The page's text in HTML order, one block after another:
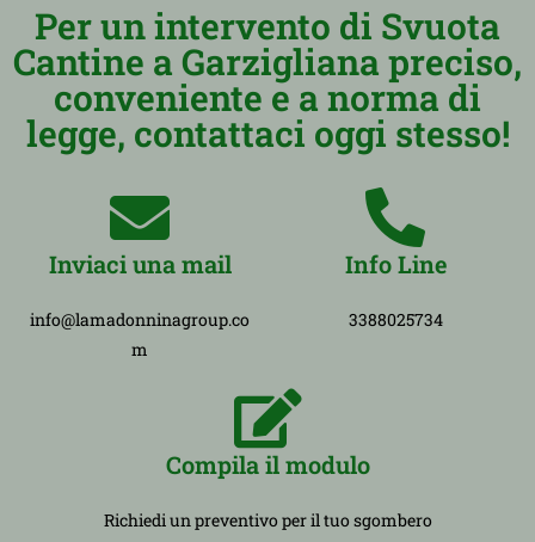
Per un intervento di Svuota
Cantine a Garzigliana preciso,
conveniente e a norma di
legge, contattaci oggi stesso!
Inviaci una mail
info@lamadonninagroup.co
m
Info Line
3388025734
Compila il modulo
Richiedi un preventivo per il tuo sgombero